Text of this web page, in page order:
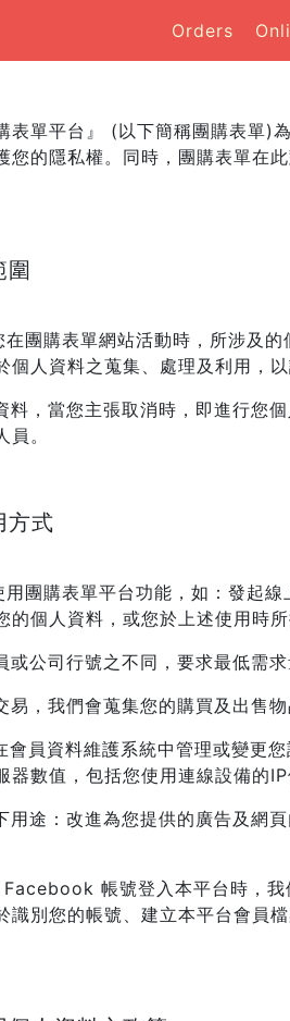
Orders
表單平台』 (以下簡稱團購表單)
您的隱私權。同時，團購表單在
圍
團購表單網站活動時，所涉及
個人資料之蒐集、處理及利用，
，當您主張取消時，即進行您
員。
方式
團購表單平台功能，如：發起
的個人資料，或您於上述使用時
公司行號之不同，要求最低需
，我們會蒐集您的購買及出售
員資料維護系統中管理或變更
器數值，包括您使用連線設備的
途：改進為您提供的廣告及網
帳號登入本平台時，
識別您的帳號、建立本平台會